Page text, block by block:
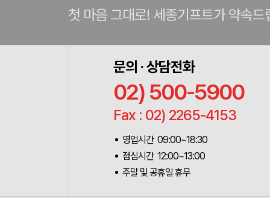
첫 마음 그대로! 세종기프트가 약속드
문의 · 상담전화
02) 500-5900
Fax : 02) 2265-4153
영업시간 09:00~18:30
점심시간 12:00~13:00
주말 및 공휴일 휴무